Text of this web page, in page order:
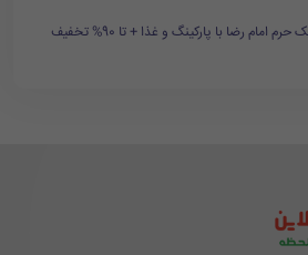
رضا با پارکینگ و غذا + تا 90% تخفیف